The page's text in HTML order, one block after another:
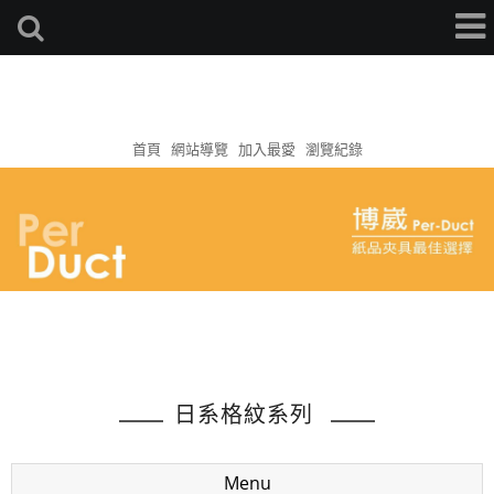
首頁 網站導覽 加入最愛 瀏覽紀錄
日系格紋系列
Menu